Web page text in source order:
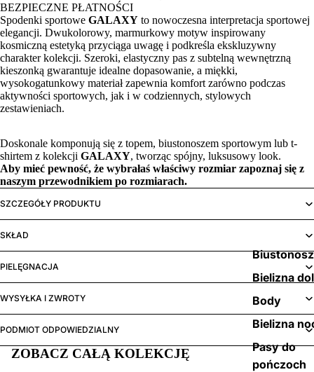
Bielizna
Body
Bielizna
Pasy do
pończoch
BEZPIECZNE PŁATNOŚCI
Spodenki sportowe GALAXY to nowoczesna interpretacja sportowej
elegancji. Dwukolorowy, marmurkowy motyw inspirowany
kosmiczną estetyką przyciąga uwagę i podkreśla ekskluzywny
charakter kolekcji. Szeroki, elastyczny pas z subtelną wewnętrzną
kieszonką gwarantuje idealne dopasowanie, a miękki,
wysokogatunkowy materiał zapewnia komfort zarówno podczas
aktywności sportowych, jak i w codziennych, stylowych
zestawieniach.
Doskonale komponują się z topem, biustonoszem sportowym lub t-
shirtem z kolekcji GALAXY, tworząc spójny, luksusowy look.
Aby mieć pewność, że wybrałaś właściwy rozmiar zapoznaj się z
naszym przewodnikiem po rozmiarach.
SZCZEGÓŁY PRODUKTU
SKŁAD
PIELĘGNACJA
WYSYŁKA I ZWROTY
PODMIOT ODPOWIEDZIALNY
ZOBACZ CAŁĄ KOLEKCJĘ